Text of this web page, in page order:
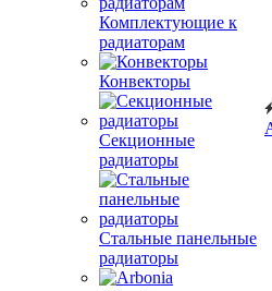
Комплектующие к
радиаторам
Конвекторы
Секционные
радиаторы
Стальные панельные
радиаторы